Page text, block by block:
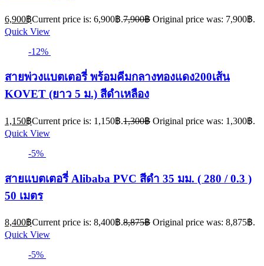
6,900฿Current price is: 6,900฿.7,900฿ Original price was: 7,900฿.
Quick View
-12%
สายพ่วงแบตเตอรี่ พร้อมคีมกลางทองแดง200เส้น
KOVET (ยาว 5 ม.) สีดำเหลือง
1,150฿Current price is: 1,150฿.1,300฿ Original price was: 1,300฿.
Quick View
-5%
สายแบตเตอรี่ Alibaba PVC สีดำ 35 มม. ( 280 / 0.3 )
50 เมตร
8,400฿Current price is: 8,400฿.8,875฿ Original price was: 8,875฿.
Quick View
-5%